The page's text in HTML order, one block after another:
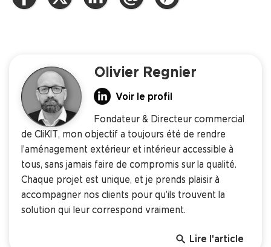
Olivier Regnier
Voir le profil
Fondateur & Directeur commercial
de CliKIT, mon objectif a toujours été de rendre
l’aménagement extérieur et intérieur accessible à
tous, sans jamais faire de compromis sur la qualité.
Chaque projet est unique, et je prends plaisir à
accompagner nos clients pour qu’ils trouvent la
solution qui leur correspond vraiment.
search Lire l'article